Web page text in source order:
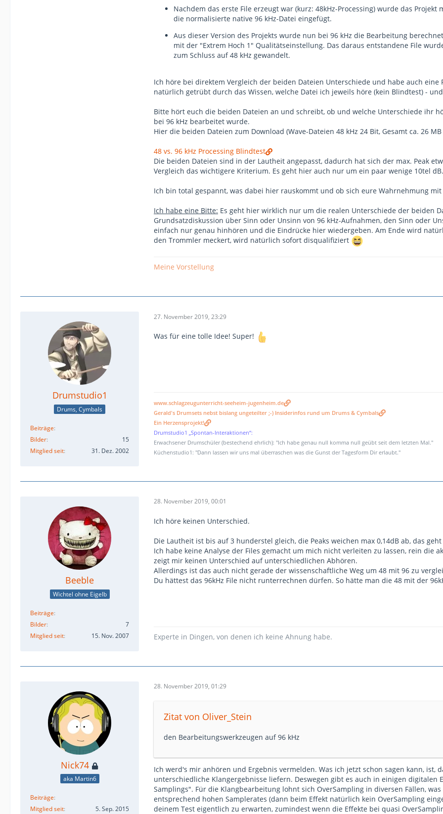
Nachdem das erste File erzeugt war (kurz: 48kHz-Processing) wurde das
die normalisierte native 96 kHz-Datei eingefügt.
Aus dieser Version des Projekts wurde nun bei 96 kHz die Bearbeitung
mit der "Extrem Hoch 1" Qualitätseinstellung. Das daraus entstandene File
zum Schluss auf 48 kHz gewandelt.
Ich höre bei direktem Vergleich der beiden Dateien Unterschiede und habe auch
natürlich getrübt durch das Wissen, welche Datei ich jeweils höre (kein Blindtest) -
Bitte hört euch die beiden Dateien an und schreibt, ob und welche Unterschiede ihr
bei 96 kHz bearbeitet wurde.
Hier die beiden Dateien zum Download (Wave-Dateien 48 kHz 24 Bit, Gesamt ca. 26 MB
48 vs. 96 kHz Processing Blindtest
Die beiden Dateien sind in der Lautheit angepasst, dadurch hat sich der max. Peak
Vergleich das wichtigere Kriterium. Es geht hier auch nur um ein paar wenige 10tel
Ich bin total gespannt, was dabei hier rauskommt und ob sich eure Wahrnehmung
Ich habe eine Bitte: Es geht hier wirklich nur um die realen Unterschiede der beiden
Grundsatzdiskussion über Sinn oder Unsinn von 96 kHz-Aufnahmen, den Sinn oder
einfach nur genau hinhören und die Eindrücke hier wiedergeben. Am Ende wird
den Trommler meckert, wird natürlich sofort disqualifiziert
Meine Vorstellung
Drumstudio1
Drums, Cymbals
Beiträge
Bilder
15
Mitglied seit
31. Dez. 2002
27. November 2019, 23:29
Was für eine tolle Idee! Super!
www.schlagzeugunterricht-seeheim-jugenheim.de
Gerald's Drumsets nebst bislang ungeteilter ;-) Insiderinfos rund um Drums & Cymbals
Ein Herzensprojekt!
Drumstudio1 „Spontan-Interaktionen“:
Erwachsener Drumschüler (bestechend ehrlich): "Ich habe genau null komma null geübt seit dem letzten Mal."
Küchenstudio1: "Dann lassen wir uns mal überraschen was die Gunst der Tagesform Dir erlaubt."
Beeble
Wichtel ohne Eigelb
Beiträge
Bilder
7
Mitglied seit
15. Nov. 2007
28. November 2019, 00:01
Ich höre keinen Unterschied.
Die Lautheit ist bis auf 3 hunderstel gleich, die Peaks weichen max 0,14dB ab, das
Ich habe keine Analyse der Files gemacht um mich nicht verleiten zu lassen, rein die
zeigt mir keinen Unterschied auf unterschiedlichen Abhören.
Allerdings ist das auch nicht gerade der wissenschaftliche Weg um 48 mit 96 zu
Du hättest das 96kHz File nicht runterrechnen dürfen. So hätte man die 48 mit der
Experte in Dingen, von denen ich keine Ahnung habe.
Nick74
aka Martin6
Beiträge
Mitglied seit
5. Sep. 2015
28. November 2019, 01:29
Zitat von Oliver_Stein
den Bearbeitungswerkzeugen auf 96 kHz
Ich werd's mir anhören und Ergebnis vermelden. Was ich jetzt schon sagen kann, ist,
unterschiedliche Klangergebnisse liefern. Deswegen gibt es auch in einigen digitalen
Samplings". Für die Klangbearbeitung lohnt sich OverSampling in diversen Fällen,
entsprechend hohen Samplerates (dann beim Effekt natürlich kein OverSampling
deinem Test eigentlich zu erwarten, zumindest wenn die Effekte bei quasi